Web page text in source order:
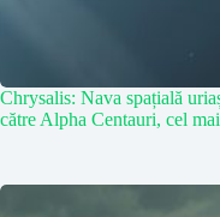
Chrysalis: Nava spațială
către Alpha Centauri, cel